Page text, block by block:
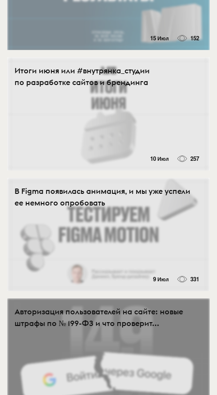
15 Июл 152
Итоги июня или #внутрянка_студии
по разработке сайтов и брендинга
10 Июл 257
В Figma появилась анимация, и мы уже успели
ее немного опробовать
9 Июл 331
Авторизация пользователей на сайте: новые
штрафы по № 199-ФЗ и что проверит...